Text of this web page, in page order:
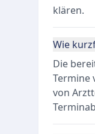
klären.
Wie
Die
Termine
von